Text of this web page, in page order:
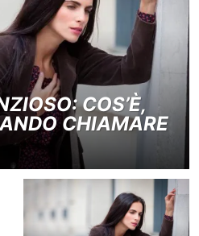
COS’È,
CHIAMARE